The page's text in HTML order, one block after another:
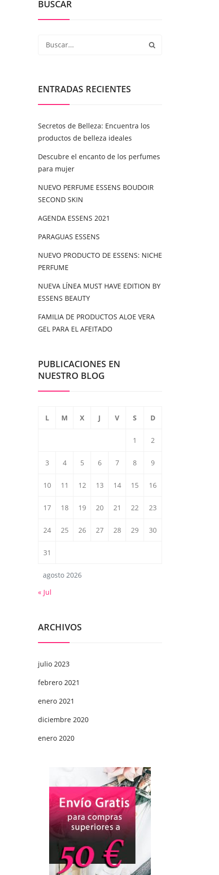
BUSCAR
ENTRADAS RECIENTES
Secretos de Belleza: Encuentra los
productos de belleza ideales
Descubre el encanto de los perfumes
para mujer
NUEVO PERFUME ESSENS BOUDOIR
SECOND SKIN
AGENDA ESSENS 2021
PARAGUAS ESSENS
NUEVO PRODUCTO DE ESSENS: NICHE
PERFUME
NUEVA LÍNEA MUST HAVE EDITION BY
ESSENS BEAUTY
FAMILIA DE PRODUCTOS ALOE VERA
GEL PARA EL AFEITADO
PUBLICACIONES EN
NUESTRO BLOG
agosto 2026
L M X J V S D
1 2
3 4 5 6 7 8 9
10 11 12 13 14 15 16
17 18 19 20 21 22 23
24 25 26 27 28 29 30
31
« Jul
ARCHIVOS
julio 2023
febrero 2021
enero 2021
diciembre 2020
enero 2020